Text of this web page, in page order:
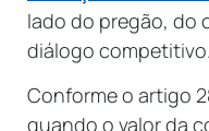
lado do pregão, do
diálogo competitivo.
Conforme o artigo
quando o valor da